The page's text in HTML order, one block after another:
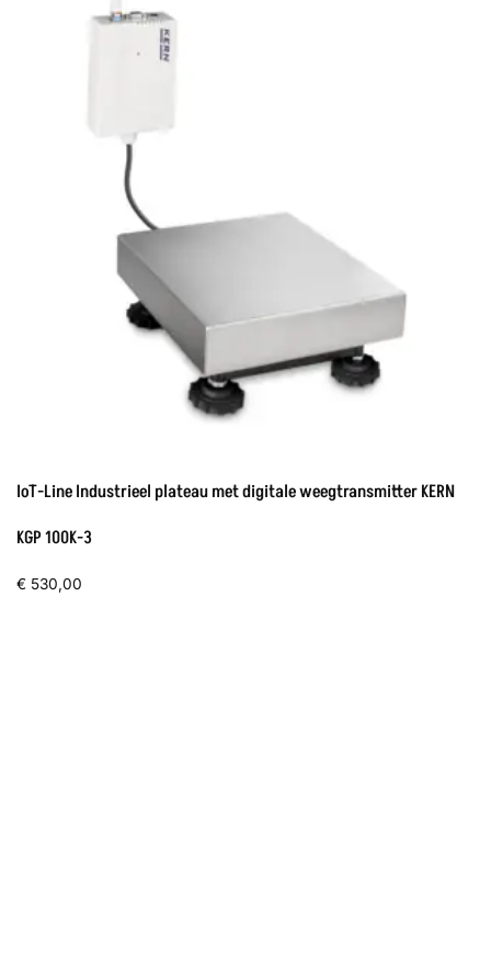
IoT-Line Industrieel plateau met digitale weegtransmitter KERN
KGP 100K-3
€ 530,00